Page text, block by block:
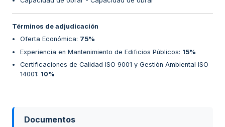
Términos de adjudicación
Oferta Económica: 75%
Experiencia en Mantenimiento de Edificios Públicos: 15%
Certificaciones de Calidad ISO 9001 y Gestión Ambiental ISO
14001: 10%
Documentos